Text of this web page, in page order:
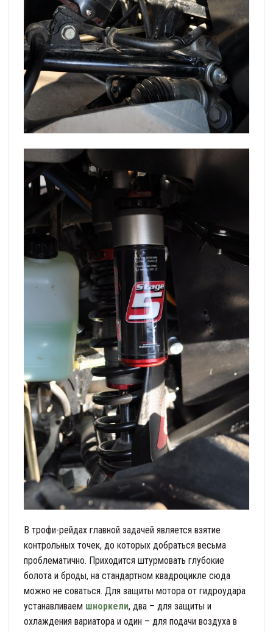
В трофи-рейдах главной задачей является взятие
контрольных точек, до которых добраться весьма
проблематично. Приходится штурмовать глубокие
болота и броды, на стандартном квадроцикле сюда
можно не соваться. Для защиты мотора от гидроудара
устанавливаем шноркели, два – для защиты и
охлаждения вариатора и один – для подачи воздуха в